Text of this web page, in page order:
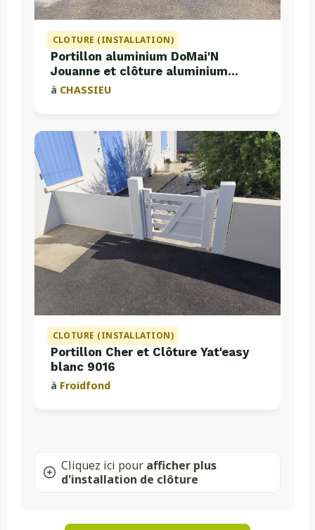
CLOTURE (INSTALLATION)
Portillon aluminium DoMai'N
Jouanne et clôture aluminium
Valette
à CHASSIEU
CLOTURE (INSTALLATION)
Portillon Cher et Clôture Yat'easy
blanc 9016
à Froidfond
Cliquez ici pour afficher plus
d'installation de clôture